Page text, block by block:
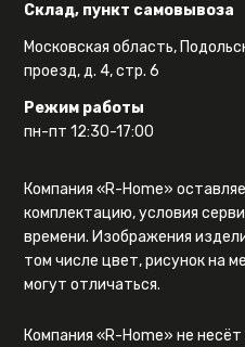
Склад, пункт самовывоза
Московская область,
проезд, д. 4, стр. 6
Режим работы
пн-пт 12:30-17:00
Компания «R-Home»
комплектацию, условия
времени. Изображения
том числе цвет, рисунок на
могут отличаться.
Компания «R-Home» не